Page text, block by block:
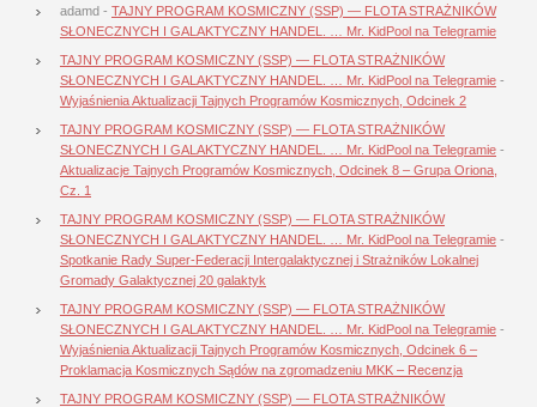
adamd - TAJNY PROGRAM KOSMICZNY (SSP) — FLOTA STRAŻNIKÓW
SŁONECZNYCH I GALAKTYCZNY HANDEL. … Mr. KidPool na Telegramie
TAJNY PROGRAM KOSMICZNY (SSP) — FLOTA STRAŻNIKÓW
SŁONECZNYCH I GALAKTYCZNY HANDEL. … Mr. KidPool na Telegramie -
Wyjaśnienia Aktualizacji Tajnych Programów Kosmicznych, Odcinek 2
TAJNY PROGRAM KOSMICZNY (SSP) — FLOTA STRAŻNIKÓW
SŁONECZNYCH I GALAKTYCZNY HANDEL. … Mr. KidPool na Telegramie -
Aktualizacje Tajnych Programów Kosmicznych, Odcinek 8 – Grupa Oriona,
Cz. 1
TAJNY PROGRAM KOSMICZNY (SSP) — FLOTA STRAŻNIKÓW
SŁONECZNYCH I GALAKTYCZNY HANDEL. … Mr. KidPool na Telegramie -
Spotkanie Rady Super-Federacji Intergalaktycznej i Strażników Lokalnej
Gromady Galaktycznej 20 galaktyk
TAJNY PROGRAM KOSMICZNY (SSP) — FLOTA STRAŻNIKÓW
SŁONECZNYCH I GALAKTYCZNY HANDEL. … Mr. KidPool na Telegramie -
Wyjaśnienia Aktualizacji Tajnych Programów Kosmicznych, Odcinek 6 –
Proklamacja Kosmicznych Sądów na zgromadzeniu MKK – Recenzja
TAJNY PROGRAM KOSMICZNY (SSP) — FLOTA STRAŻNIKÓW